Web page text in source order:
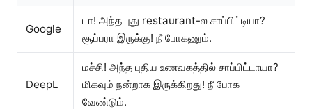
Google
டா! அந்த புது restaurant-ல சாப்பிட்டியா?
சூப்பரா இருக்கு! நீ போகணும்.
DeepL
மச்சி! அந்த புதிய உணவகத்தில் சாப்பிட்டாயா?
மிகவும் நன்றாக இருக்கிறது! நீ போக
வேண்டும்.